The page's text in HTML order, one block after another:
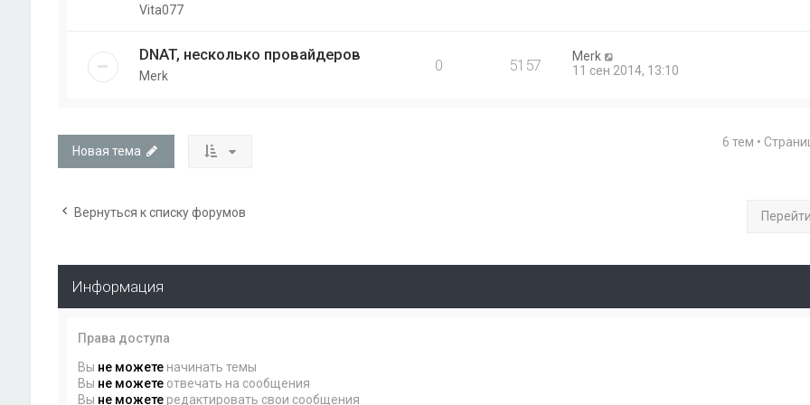
Vita077
DNAT, несколько провайдеров
Merk
0 5157
Merk
11 сен 2014, 13:10
Новая тема
6 тем •
Вернуться к списку форумов Перейти
Информация
Права доступа
Вы не можетеначинать темы
Вы не можетеотвечать на сообщения
Вы не можетередактировать свои сообщения